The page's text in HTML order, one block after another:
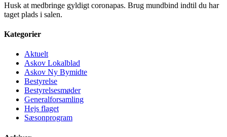
Husk at medbringe gyldigt coronapas. Brug mundbind indtil du har
taget plads i salen.
Kategorier
Aktuelt
Askov Lokalblad
Askov Ny Bymidte
Bestyrelse
Bestyrelsesmøder
Generalforsamling
Hejs flaget
Sæsonprogram